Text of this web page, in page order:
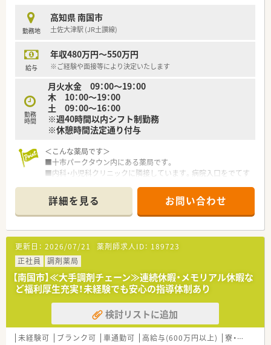
ベテランの社員さんもおられますので安心です。
■認定薬剤師取得サポートとしてe-ラーニングの利用が可能で
す。
ネージャー・看護師・事務職全ての職員を集めての勉強会を開か
れています。薬の知識だけでなく、安全管理の取り組みや外部の
■保険薬局での勤務未経験の方に対しても、電子薬歴の使用方法
や調剤報酬の算定方法等の教育カリキュラムをご準備されてい
ます。
■希望制となりますが、職員研修の一環として医療機関のご協力
のもと、4～6カ月の病院研修も行われています。
＜法人特徴＞
■高知県内を中心にグループ全体で32店舗展開中です。今後も
県内・県外にて店舗を増やしていく方針です。
■総合病院門前からクリニック門前までさまざまな科目の店舗
を運営されています。
■在宅件数はグループ全体で700件以上ございます。在宅専任薬
剤師も複数名いらっしゃいます。
■1年に1回以上学会に参加されており、学会発表チームを立ち
上げ、日々の業務で感じたことや、患者さまからの要望などを議
論して発表の題目を検討されています。
■調剤業務だけでなく、災害対策や野菜の販売等を通して地域貢
献を行われています。
■業務短縮の為、全店舗にて最新機器（電子薬歴・分包機（円盤）・
一部店舗に二次元バーコードやクリーンベンチ、ピッキング鑑査
機 等）を導入されています。
＜こんな方にもオススメ＞
■複数店舗展開されているチェーン薬局を希望されている方
勤務地
高知県 南国市
土佐大津駅 (JR土讃線)
給与
年収480万円～550万円
※ご経験や面接等により決定いたします
勤務
時間
月火水金 09：00～19：00
木 10：00～19：00
土 09：00～16：00
※週40時間以内シフト制勤務
※休憩時間法定通り付与
＜こんな薬局です＞
■十市パークタウン内にある薬局です。
■内科・小児科クリニックに隣接しています。病院入口をでてす
■患者様の状態やご要望に合わせてご提案できるようOTC医薬
品や栄養補助食品、化粧品等豊富に取り揃えています。
■同市内に複数店舗あり協力して店舗運営されています。
■薬剤師2名体制です。管理薬剤師は女性です。
＜業務内容＞
■内科・小児科の処方箋がメインです。
その他、現在月平均40医療機関からの処方箋を受けています。
■処方箋枚数は平均60枚/日となります。
■調剤・投薬・監査など外来処方箋の対応を主にお願い致しま
す。
■投薬口は1カ所。立ち投薬がメインです。
■在宅患者様の対応も行っています。ご経験やご入社後の状況
にあわせてご担当頂く可能性がございます。
詳細を見る お問い合わせ
更新日： 2026/07/21 薬剤師求人ID： 189723
正社員
調剤薬局
【南国市】≪大手調剤チェーン≫連続休暇・メモリアル休暇な
ど福利厚生充実！未経験でも安心の指導体制あり
検討リストに追加
未経験可 ブランク可 車通勤可 高給与(600万円以上) 寮・借上社宅あり